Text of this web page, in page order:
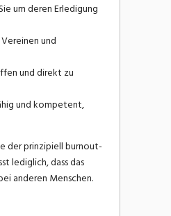
um deren Erledigung
und
und direkt zu
und kompetent,
der prinzipiell burnout-
lediglich, dass das
anderen Menschen.